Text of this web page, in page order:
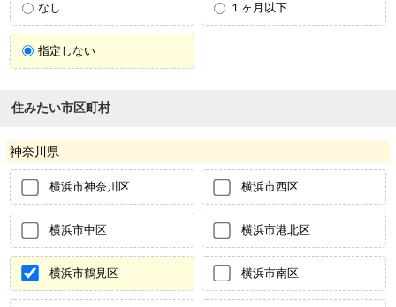
なし １ヶ月以下
指定しない
住みたい市区町村
神奈川県
横浜市神奈川区 横浜市西区
横浜市中区 横浜市港北区
横浜市鶴見区 横浜市南区